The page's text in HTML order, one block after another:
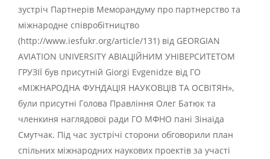
зустріч Партнерів Меморандуму про партнерство та
міжнародне співробітництво
(http://www.iesfukr.org/article/131) від GEORGIAN
AVIATION UNIVERSITY АВІАЦІЙНИМ УНІВЕРСИТЕТОМ
ГРУЗІЇ був присутній Giorgi Evgenidze від ГО
«МІЖНАРОДНА ФУНДАЦІЯ НАУКОВЦІВ ТА ОСВІТЯН»,
були присутні Голова Правління Олег Батюк та
членкиня наглядової ради ГО МФНО пані Зінаїда
Смутчак. Під час зустрічі сторони обговорили план
спільних міжнародних наукових проектів за участі